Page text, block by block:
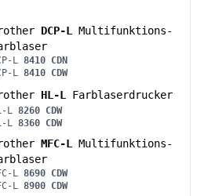
DCP-L Multifunktions-
L 8410 CDN
L 8410 CDW
HL-L Farblaserdrucker
L 8260 CDW
L 8360 CDW
MFC-L Multifunktions-
L 8690 CDW
L 8900 CDW